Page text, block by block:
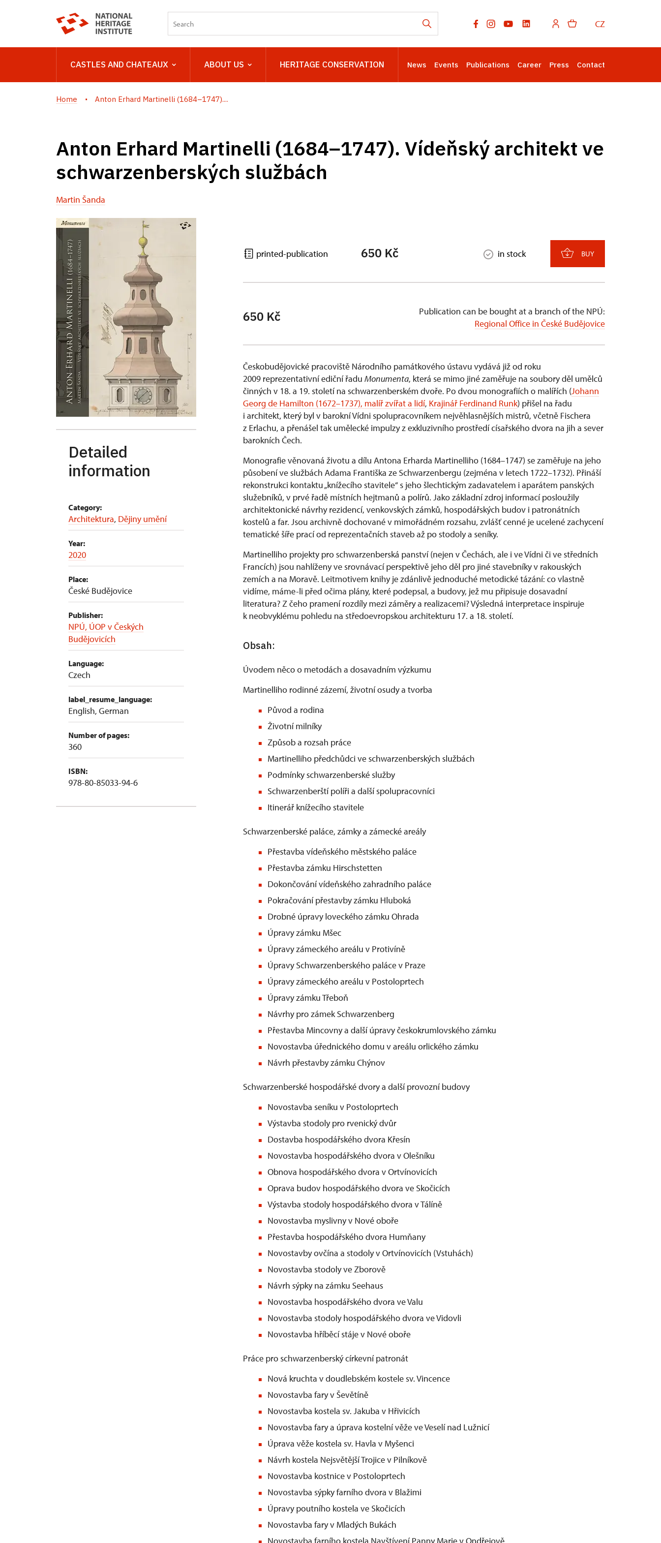
CZ
CASTLES AND CHATEAUX ABOUT US HERITAGE CONSERVATION News Events Publications Career Press Contact
Home Anton Erhard Martinelli (1684–1747)....
Anton Erhard Martinelli (1684–1747). Vídeňský architekt ve
schwarzenberských službách
Martin Šanda
Detailed
information
Category:
Architektura, Dějiny umění
Year:
2020
Place:
České Budějovice
Publisher:
NPÚ, ÚOP v Českých
Budějovicích
Language:
Czech
label_resume_language:
English, German
Number of pages:
360
ISBN:
978-80-85033-94-6
printed-publication 650 Kč in stock BUY
650 Kč
Publication can be bought at a branch of the NPÚ:
Regional Office in České Budějovice
Českobudějovické pracoviště Národního památkového ústavu vydává již od roku
2009 reprezentativní ediční řadu Monumenta, která se mimo jiné zaměřuje na soubory děl umělců
činných v 18. a 19. století na schwarzenberském dvoře. Po dvou monografiích o malířích (Johann
Georg de Hamilton (1672–1737), malíř zvířat a lidí, Krajinář Ferdinand Runk) přišel na řadu
i architekt, který byl v barokní Vídni spolupracovníkem nejvěhlasnějších mistrů, včetně Fischera
z Erlachu, a přenášel tak umělecké impulzy z exkluzivního prostředí císařského dvora na jih a sever
barokních Čech.
Monografie věnovaná životu a dílu Antona Erharda Martinelliho (1684–1747) se zaměřuje na jeho
působení ve službách Adama Františka ze Schwarzenbergu (zejména v letech 1722–1732). Přináší
rekonstrukci kontaktu „knížecího stavitele“ s jeho šlechtickým zadavatelem i aparátem panských
služebníků, v prvé řadě místních hejtmanů a polírů. Jako základní zdroj informací posloužily
architektonické návrhy rezidencí, venkovských zámků, hospodářských budov i patronátních
kostelů a far. Jsou archivně dochované v mimořádném rozsahu, zvlášť cenné je ucelené zachycení
tematické šíře prací od reprezentačních staveb až po stodoly a seníky.
Martinelliho projekty pro schwarzenberská panství (nejen v Čechách, ale i ve Vídni či ve středních
Francích) jsou nahlíženy ve srovnávací perspektivě jeho děl pro jiné stavebníky v rakouských
zemích a na Moravě. Leitmotivem knihy je zdánlivě jednoduché metodické tázání: co vlastně
vidíme, máme-li před očima plány, které podepsal, a budovy, jež mu připisuje dosavadní
literatura? Z čeho pramení rozdíly mezi záměry a realizacemi? Výsledná interpretace inspiruje
k neobvyklému pohledu na středoevropskou architekturu 17. a 18. století.
Obsah:
Úvodem něco o metodách a dosavadním výzkumu
Martinelliho rodinné zázemí, životní osudy a tvorba
Původ a rodina
Životní milníky
Způsob a rozsah práce
Martinelliho předchůdci ve schwarzenberských službách
Podmínky schwarzenberské služby
Schwarzenberští políři a další spolupracovníci
Itinerář knížecího stavitele
Schwarzenberské paláce, zámky a zámecké areály
Přestavba vídeňského městského paláce
Přestavba zámku Hirschstetten
Dokončování vídeňského zahradního paláce
Pokračování přestavby zámku Hluboká
Drobné úpravy loveckého zámku Ohrada
Úpravy zámku Mšec
Úpravy zámeckého areálu v Protivíně
Úpravy Schwarzenberského paláce v Praze
Úpravy zámeckého areálu v Postoloprtech
Úpravy zámku Třeboň
Návrhy pro zámek Schwarzenberg
Přestavba Mincovny a další úpravy českokrumlovského zámku
Novostavba úřednického domu v areálu orlického zámku
Návrh přestavby zámku Chýnov
Schwarzenberské hospodářské dvory a další provozní budovy
Novostavba seníku v Postoloprtech
Výstavba stodoly pro rvenický dvůr
Dostavba hospodářského dvora Křesín
Novostavba hospodářského dvora v Olešníku
Obnova hospodářského dvora v Ortvínovicích
Oprava budov hospodářského dvora ve Skočicích
Výstavba stodoly hospodářského dvora v Tálíně
Novostavba myslivny v Nové oboře
Přestavba hospodářského dvora Humňany
Novostavby ovčína a stodoly v Ortvínovicích (Vstuhách)
Novostavba stodoly ve Zborově
Návrh sýpky na zámku Seehaus
Novostavba hospodářského dvora ve Valu
Novostavba stodoly hospodářského dvora ve Vidovli
Novostavba hříběcí stáje v Nové oboře
Práce pro schwarzenberský církevní patronát
Nová kruchta v doudlebském kostele sv. Vincence
Novostavba fary v Ševětíně
Novostavba kostela sv. Jakuba v Hřivicích
Novostavba fary a úprava kostelní věže ve Veselí nad Lužnicí
Úprava věže kostela sv. Havla v Myšenci
Návrh kostela Nejsvětější Trojice v Pilníkově
Novostavba kostnice v Postoloprtech
Novostavba sýpky farního dvora v Blažimi
Úpravy poutního kostela ve Skočicích
Novostavba fary v Mladých Bukách